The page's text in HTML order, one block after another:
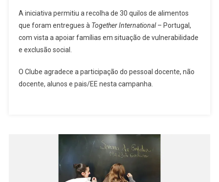
A iniciativa permitiu a recolha de 30 quilos de alimentos
que foram entregues à Together International– Portugal,
com vista a apoiar famílias em situação de vulnerabilidade
e exclusão social.
O Clube agradece a participação do pessoal docente, não
docente, alunos e pais/EE nesta campanha.